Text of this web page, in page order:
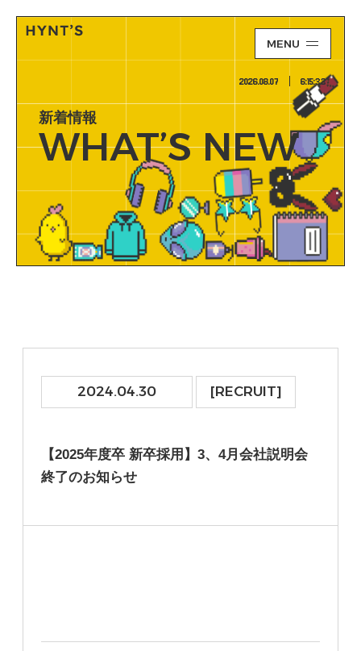
MENU
2026.08.07 6:15:33
新着情報
WHAT’S NEW
2024.04.30 [RECRUIT]
【2025年度卒 新卒採用】3、4月会社説明会
終了のお知らせ